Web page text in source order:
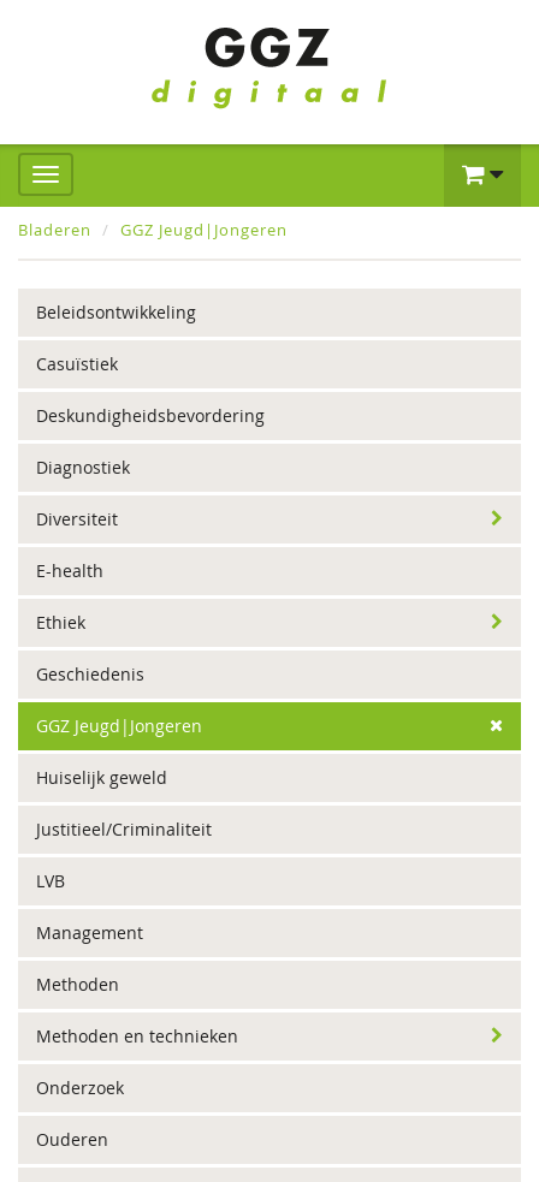
Bladeren GGZ Jeugd|Jongeren
Beleidsontwikkeling
Casuïstiek
Deskundigheidsbevordering
Diagnostiek
Diversiteit
E-health
Ethiek
Geschiedenis
GGZ Jeugd|Jongeren
Huiselijk geweld
Justitieel/Criminaliteit
LVB
Management
Methoden
Methoden en technieken
Onderzoek
Ouderen